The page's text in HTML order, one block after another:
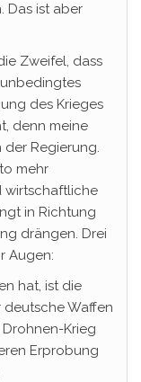
Das ist aber
Zweifel, dass
des Krieges
denn meine
der Regierung.
mehr
wirtschaftliche
in Richtung
drängen. Drei
Augen:
hat, ist die
deutsche Waffen
Krieg
Erprobung